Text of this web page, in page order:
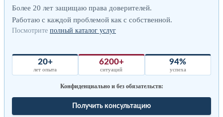
Более 20 лет защищаю права доверителей.
Работаю с каждой проблемой как с собственной.
Посмотрите полный каталог услуг
20+
лет опыта
6200+
ситуаций
94%
успеха
Конфиденциально и без обязательств:
Получить консультацию